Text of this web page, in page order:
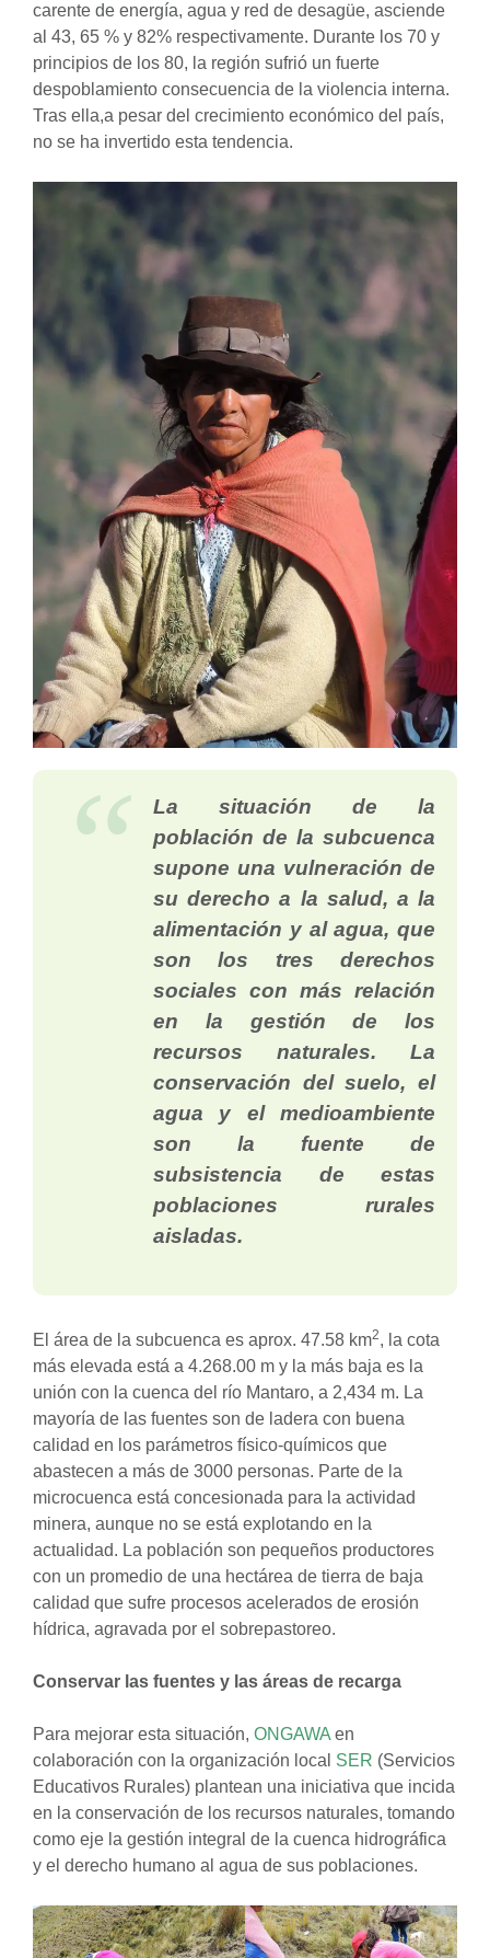
carente de energía, agua y red de desagüe, asciende
al 43, 65 % y 82% respectivamente. Durante los 70 y
principios de los 80, la región sufrió un fuerte
despoblamiento consecuencia de la violencia interna.
Tras ella,a pesar del crecimiento económico del país,
no se ha invertido esta tendencia.
La situación de la
población de la subcuenca
supone una vulneración de
su derecho a la salud, a la
alimentación y al agua, que
son los tres derechos
sociales con más relación
en la gestión de los
recursos naturales. La
conservación del suelo, el
agua y el medioambiente
son la fuente de
subsistencia de estas
poblaciones rurales
aisladas.
El área de la subcuenca es aprox. 47.58 km2, la cota
más elevada está a 4.268.00 m y la más baja es la
unión con la cuenca del río Mantaro, a 2,434 m. La
mayoría de las fuentes son de ladera con buena
calidad en los parámetros físico-químicos que
abastecen a más de 3000 personas. Parte de la
microcuenca está concesionada para la actividad
minera, aunque no se está explotando en la
actualidad. La población son pequeños productores
con un promedio de una hectárea de tierra de baja
calidad que sufre procesos acelerados de erosión
hídrica, agravada por el sobrepastoreo.
Conservar las fuentes y las áreas de recarga
Para mejorar esta situación, ONGAWA en
colaboración con la organización local SER (Servicios
Educativos Rurales) plantean una iniciativa que incida
en la conservación de los recursos naturales, tomando
como eje la gestión integral de la cuenca hidrográfica
y el derecho humano al agua de sus poblaciones.